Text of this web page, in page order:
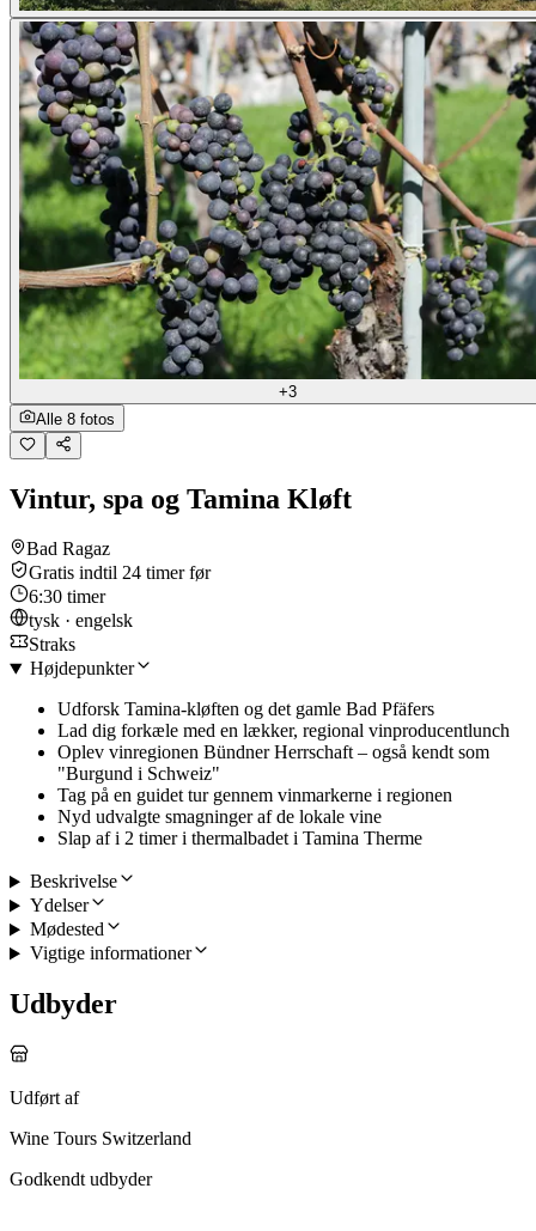
+3
Alle 8 fotos
Vintur, spa og Tamina Kløft
Bad Ragaz
Gratis indtil 24 timer før
6:30 timer
tysk · engelsk
Straks
Højdepunkter
Udforsk Tamina-kløften og det gamle Bad Pfäfers
Lad dig forkæle med en lækker, regional vinproducentlunch
Oplev vinregionen Bündner Herrschaft – også kendt som
"Burgund i Schweiz"
Tag på en guidet tur gennem vinmarkerne i regionen
Nyd udvalgte smagninger af de lokale vine
Slap af i 2 timer i thermalbadet i Tamina Therme
Beskrivelse
Ydelser
Mødested
Vigtige informationer
Udbyder
Udført af
Wine Tours Switzerland
Godkendt udbyder